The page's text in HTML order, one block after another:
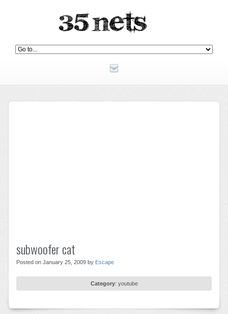
subwoofer cat
Posted on January 25, 2009 by Escape
Category: youtube